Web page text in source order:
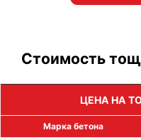
Стоимость
ЦЕНА НА
Марка бетона